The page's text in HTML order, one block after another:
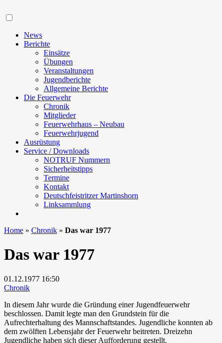
News
Berichte
Einsätze
Übungen
Veranstaltungen
Jugendberichte
Allgemeine Berichte
Die Feuerwehr
Chronik
Mitglieder
Feuerwehrhaus – Neubau
Feuerwehrjugend
Ausrüstung
Service / Downloads
NOTRUF Nummern
Sicherheitstipps
Termine
Kontakt
Deutschfeistritzer Martinshorn
Linksammlung
Home » Chronik » Das war 1977
Das war 1977
01.12.1977 16:50
Chronik
In diesem Jahr wurde die Gründung einer Jugendfeuerwehr
beschlossen. Damit legte man den Grundstein für die
Aufrechterhaltung des Mannschaftstandes. Jugendliche konnten ab
dem zwölften Lebensjahr der Feuerwehr beitreten. Dreizehn
Jugendliche haben sich dieser Aufforderung gestellt.